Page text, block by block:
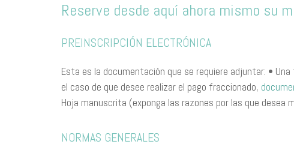
Reserve desde aquí ahora mismo su
PREINSCRIPCIÓN ELECTRÓNICA
Esta es la documentación que se requiere adjuntar: •
el caso de que desee realizar el pago fraccionado,
Hoja manuscrita (exponga las razones por las que desea
NORMAS GENERALES